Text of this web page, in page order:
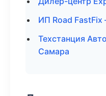
ИП Road
Техстанция
Самара